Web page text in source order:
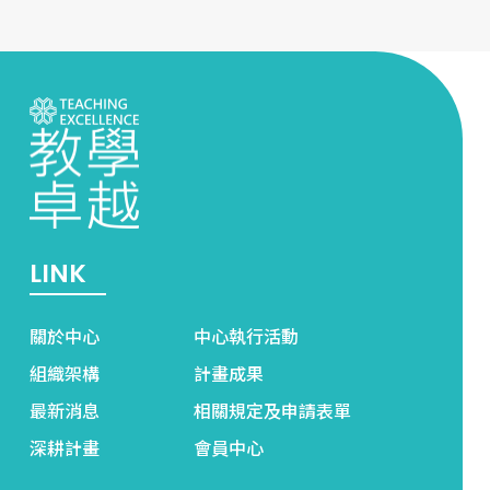
LINK
關於中心
中心執行活動
組織架構
計畫成果
最新消息
相關規定及申請表單
深耕計畫
會員中心